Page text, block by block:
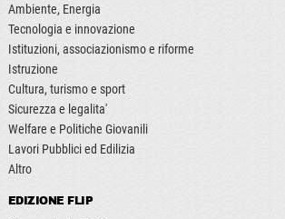
Ambiente, Energia
Tecnologia e innovazione
Istituzioni, associazionismo e riforme
Istruzione
Cultura, turismo e sport
Sicurezza e legalita'
Welfare e Politiche Giovanili
Lavori Pubblici ed Edilizia
Altro
EDIZIONE FLIP